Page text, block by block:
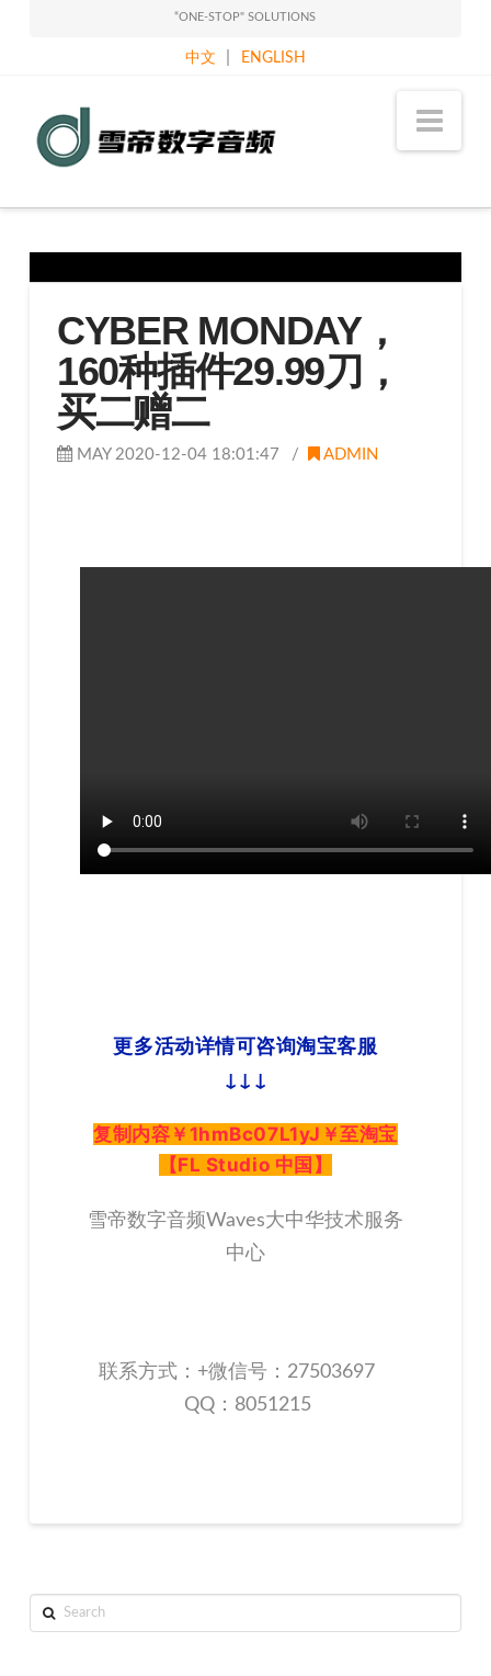
“ONE-STOP" SOLUTIONS
中文 ENGLISH
Sound
Classy
Holdings
Limited
CYBER MONDAY，
160种插件29.99刀，
买二赠二
MAY 2020-12-04 18:01:47 ADMIN
更多活动详情可咨询淘宝客服
↓↓↓
复制内容￥1hmBc07L1yJ￥至淘宝
【FL Studio 中国】
雪帝数字音频Waves大中华技术服务
中心
联系方式：+微信号：27503697
QQ：8051215
Search